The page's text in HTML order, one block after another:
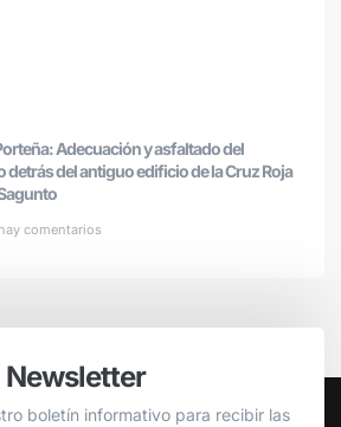
Adecuación y asfaltado del
del antiguo edificio de la Cruz Roja
comentarios
Newsletter
boletín informativo para recibir las